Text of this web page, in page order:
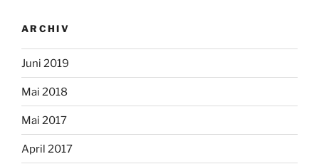
ARCHIV
Juni 2019
Mai 2018
Mai 2017
April 2017